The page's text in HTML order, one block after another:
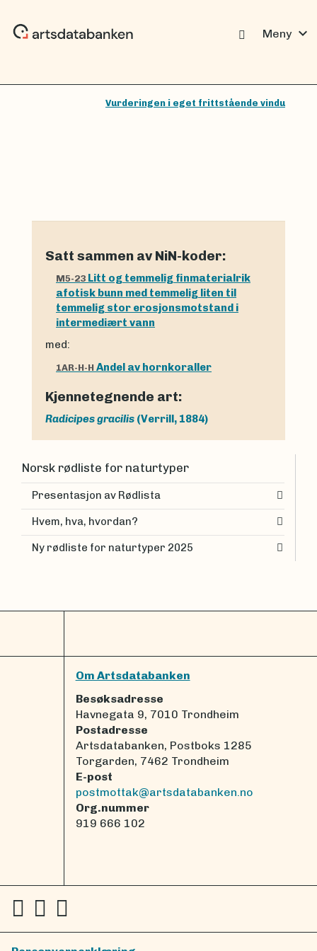
Meny expand_more
Vurderingen i eget frittstående vindu
Satt sammen av NiN-koder:
M5-23 Litt og temmelig finmaterialrik
afotisk bunn med temmelig liten til
temmelig stor erosjonsmotstand i
intermediært vann
med:
1AR-H-H Andel av hornkoraller
Kjennetegnende art:
Radicipes gracilis (Verrill, 1884)
Norsk rødliste for naturtyper
Presentasjon av Rødlista
Hvem, hva, hvordan?
Ny rødliste for naturtyper 2025
Om Artsdatabanken
Besøksadresse
Havnegata 9, 7010 Trondheim
Postadresse
Artsdatabanken, Postboks 1285
Torgarden, 7462 Trondheim
E-post
postmottak@artsdatabanken.no
Org.nummer
919 666 102